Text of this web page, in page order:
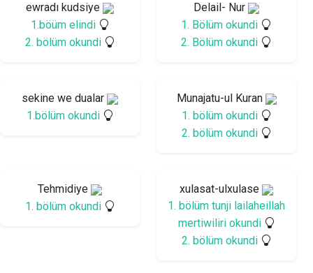
ewradı kudsiye
1.böüm elindi
2. bölüm okundi
Delail- Nur
1. Bölüm okundi
2. Bölüm okundi
sekine we dualar
1.bölüm okundi
Munajatu-ul Kuran
1. bölüm okundi
2. bölüm okundi
Tehmidiye
1. bölüm okundi
xulasat-ulxulase
1. bölüm tunji lailaheillah
mertiwiliri okundi
2. bölüm okundi